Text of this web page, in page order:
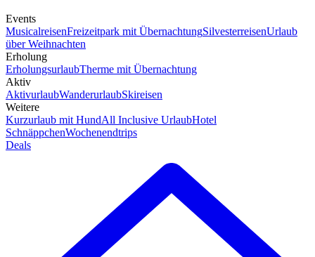
Events
MusicalreisenFreizeitpark mit ÜbernachtungSilvesterreisenUrlaub
über Weihnachten
Erholung
ErholungsurlaubTherme mit Übernachtung
Aktiv
AktivurlaubWanderurlaubSkireisen
Weitere
Kurzurlaub mit HundAll Inclusive UrlaubHotel
SchnäppchenWochenendtrips
Deals